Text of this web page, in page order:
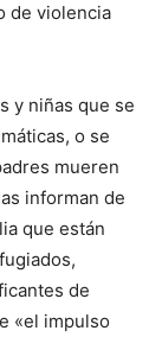
de violencia
y niñas que se
o se
mueren
informan de
que están
de
«el impulso